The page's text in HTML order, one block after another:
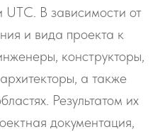
В зависимости от
и вида проекта к
конструкторы,
а также
Результатом их
документация,